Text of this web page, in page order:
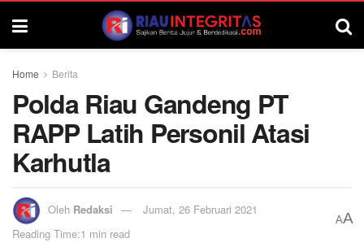
Home Berita
Polda Riau Gandeng PT
RAPP Latih Personil Atasi
Karhutla
Oleh Redaksi
Jumat, 26 Februari 2021
Reading Time:1 min read
AA